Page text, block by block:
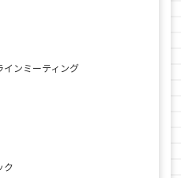
インミーティング
ク